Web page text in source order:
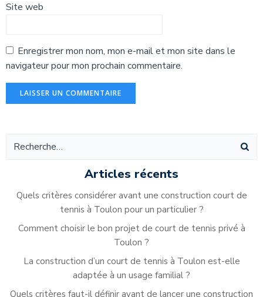
Site web
Enregistrer mon nom, mon e-mail et mon site dans le
navigateur pour mon prochain commentaire.
Articles récents
Quels critères considérer avant une construction court de
tennis à Toulon pour un particulier ?
Comment choisir le bon projet de court de tennis privé à
Toulon ?
La construction d’un court de tennis à Toulon est-elle
adaptée à un usage familial ?
Quels critères faut-il définir avant de lancer une construction